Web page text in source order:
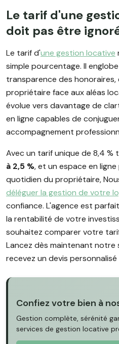
Le tarif d'une
doit pas être
Le tarif d'une gestion locative
simple pourcentage. Il
transparence des
propriétaire face aux aléas
évolue vers davantage de
en ligne capables de
accompagnement
Avec un tarif unique de 8,4 %
à 2,5 %, et un espace en
quotidien du propriétaire,
déléguer la gestion de votre
confiance. L'agence est
la rentabilité de votre
souhaitez comparer votre
Lancez dès maintenant
recevez un devis
Confiez votre bien à
Gestion complète, sérénité
services de gestion locative